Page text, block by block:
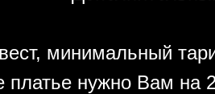
минимальный
платье нужно Вам на